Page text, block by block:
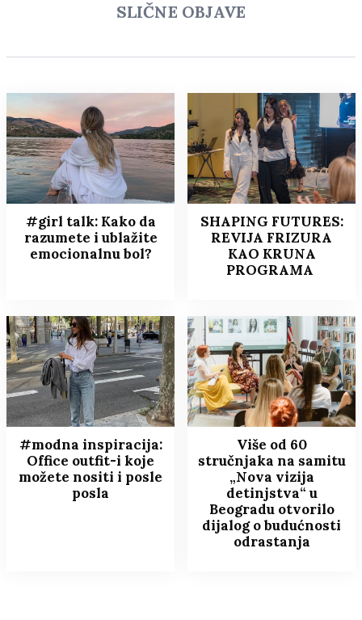
SLIČNE OBJAVE
#girl talk: Kako da
razumete i ublažite
emocionalnu bol?
SHAPING FUTURES:
REVIJA FRIZURA
KAO KRUNA
PROGRAMA
#modna inspiracija:
Office outfit-i koje
možete nositi i posle
posla
Više od 60
stručnjaka na samitu
„Nova vizija
detinjstva“ u
Beogradu otvorilo
dijalog o budućnosti
odrastanja